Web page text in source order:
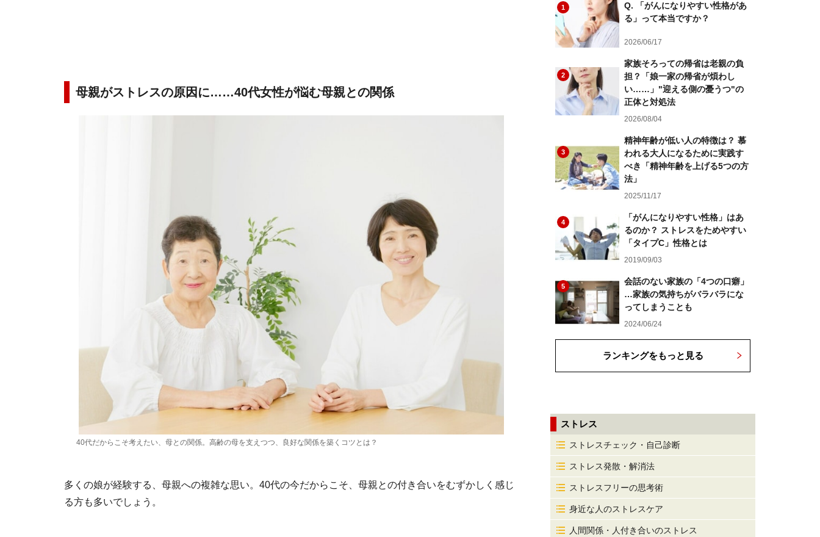
母親がストレスの原因に……40代女性が悩む母親との関係
40代だからこそ考えたい、母との関係。高齢の母を支えつつ、良好な関係を築くコツとは？
多くの娘が経験する、母親への複雑な思い。40代の今だからこそ、母親との付き合いをむずかしく感じ
る方も多いでしょう。
1
Q. 「がんになりやすい性格があ
る」って本当ですか？
2026/06/17
2
家族そろっての帰省は老親の負
担？「娘一家の帰省が煩わし
い……」"迎える側の憂うつ"の
正体と対処法
2026/08/04
3
精神年齢が低い人の特徴は？ 慕
われる大人になるために実践す
べき「精神年齢を上げる5つの方
法」
2025/11/17
4
「がんになりやすい性格」はあ
るのか？ ストレスをためやすい
「タイプC」性格とは
2019/09/03
5
会話のない家族の「4つの口癖」
…家族の気持ちがバラバラにな
ってしまうことも
2024/06/24
ランキングをもっと見る
ストレス
ストレスチェック・自己診断
ストレス発散・解消法
ストレスフリーの思考術
身近な人のストレスケア
人間関係・人付き合いのストレス